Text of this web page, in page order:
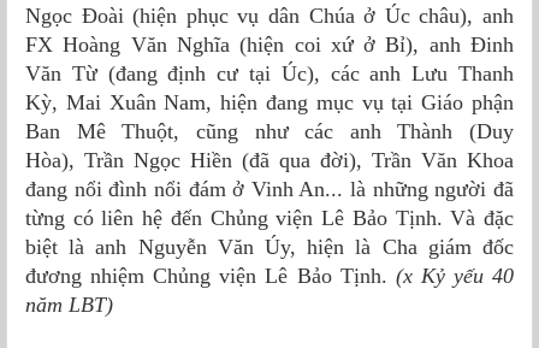
Ngọc Ðoài (hiện phục vụ dân Chúa ở Úc châu), anh
FX Hoàng Văn Nghĩa (hiện coi xứ ở Bỉ), anh Ðinh
Văn Từ (đang định cư tại Úc), các anh Lưu Thanh
Kỳ, Mai Xuân Nam, hiện đang mục vụ tại Giáo phận
Ban Mê Thuột, cũng như các anh Thành (Duy
Hòa), Trần Ngọc Hiền (đã qua đời), Trần Văn Khoa
đang nổi đình nổi đám ở Vinh An... là những người đã
từng có liên hệ đến Chủng viện Lê Bảo Tịnh. Và đặc
biệt là anh Nguyễn Văn Úy, hiện là Cha giám đốc
đương nhiệm Chủng viện Lê Bảo Tịnh. (x Kỷ yếu 40
năm LBT)